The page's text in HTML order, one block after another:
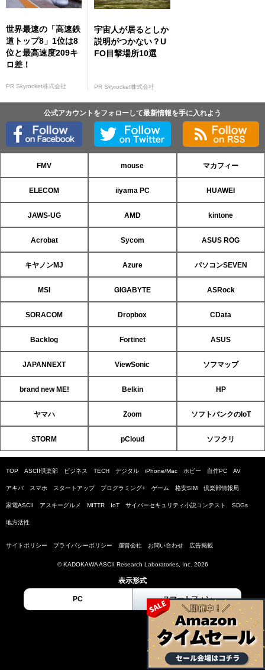
世界最速の「高速鉄
道トップ8」1位は8
位と最高速度209キ
ロ差！
PR Skyrocket株式会社
宇宙人が居るとしか
説明がつかない？U
FO目撃場所10選
PR Skyrocket株式会社
公式アカウントをフォローして最新情報を手に入れよう
FMV mouse マカフィー
ELECOM iiyama PC HUAWEI
JAWS-UG AMD kintone
Acrobat Sycom ASUS ROG
キヤノンMJ Azure パソコンSEVEN
MSI GIGABYTE ASRock
SORACOM Dropbox CData
Backlog Fortinet ASUS
JAPANNEXT ViewSonic ソフマップ
brand new ME! Belkin HP
ヤマハ Zoom ソフトバンクのIoT
STORM pCloud ソフクリ
TOP ASCII倶楽部 ビジネス TECH デジタル iPhone/Mac ホビー 自作PC AV
アキバ スマホ スタートアップ プログラミング+ ゲーム 格安SIM 倶楽部情報局
家電ASCII アスキーグルメ MITTR IoT サイバーセキュリティ小説コンテスト SDGs
地方活性
サイトポリシー プライバシーポリシー 運営会社 お問い合わせ 広告掲載
© KADOKAWA ASCII Research Laboratories, Inc. 2026
表示形式
PC スマートフォン